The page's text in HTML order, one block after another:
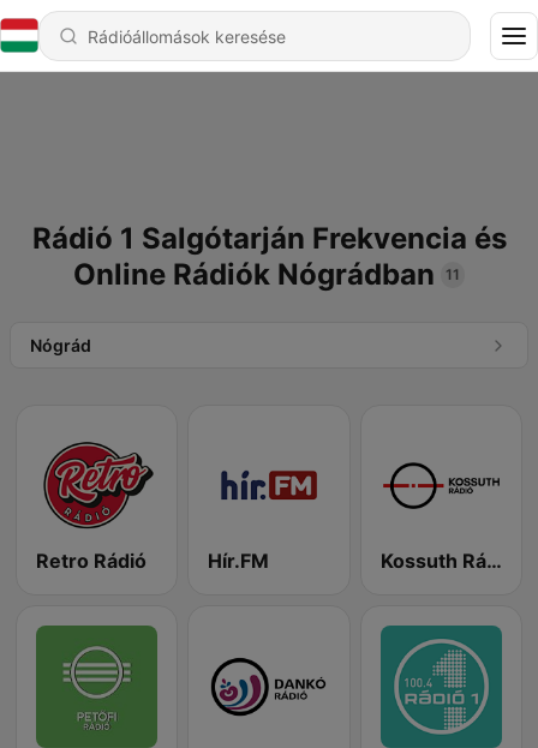
Rádió 1 Salgótarján Frekvencia és
Online Rádiók Nógrádban
11
Nógrád
Retro Rádió Hír.FM Kossuth Rádió